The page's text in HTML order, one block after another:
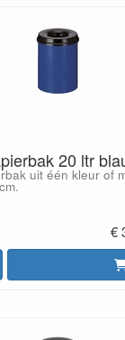
20 ltr
uit één kleur of
€